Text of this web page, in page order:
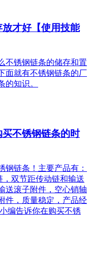
才好【使用技能
不锈钢链条的储存和置
面就有不锈钢链条的厂
的知识。
不锈钢链条的时
钢链条！主要产品有：
双节距传动链和输送
送滚子附件，空心销轴
件，质量稳定，产品经
编告诉你在购买不锈